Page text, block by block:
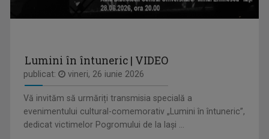
ARENA
Emisiune cu specific sportiv, care abordează ...
Lumini în întuneric | VIDEO
publicat: vineri, 26 iunie 2026
Vă invităm să urmăriți transmisia specială a
evenimentului cultural-comemorativ „Lumini în întuneric”,
dedicat victimelor Pogromului de la Iași ...